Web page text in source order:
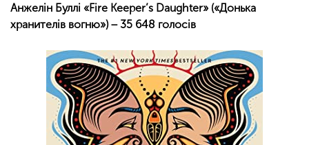
Анжелін Буллі «Fire Keeper’s Daughter» («Донька
хранителів вогню») − 35 648 голосів